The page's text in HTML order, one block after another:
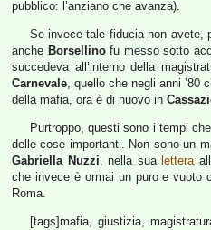
pubblico: l’anziano che avanza).
Se invece tale fiducia non avete,
anche Borsellinofu messo sotto
succedeva all’interno della
Carnevale, quello che negli anni ’80
della mafia, ora è di nuovo in
Purtroppo, questi sono i tempi
delle cose importanti. Non sono un
Gabriella Nuzzi, nella sua lettera
che invece è ormai un puro e vuoto
Roma.
[tags]mafia, giustizia,